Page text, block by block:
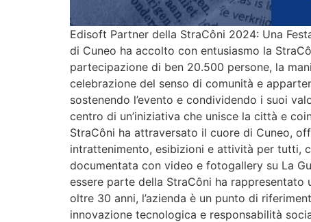
Edisoft Partner della StraCôni 2024: Una
di Cuneo ha accolto con entusiasmo la
partecipazione di ben 20.500 persone, la
celebrazione del senso di comunità e
sostenendo l’evento e condividendo i suoi
centro di un’iniziativa che unisce la città e
StraCôni ha attraversato il cuore di Cuneo,
intrattenimento, esibizioni e attività per tutti,
documentata con video e fotogallery su La
essere parte della StraCôni ha
oltre 30 anni, l’azienda è un punto di
innovazione tecnologica e responsabilità